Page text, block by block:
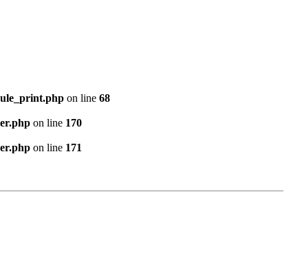
on line 68
on line 170
on line 171